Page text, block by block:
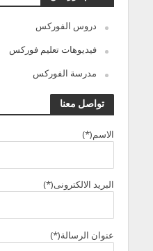
دروس الفوركس
فيديوهات تعليم فوركس
مدرسة الفوركس
تواصل معنا
الاسم(*)
البريد الالكترونى(*)
عنوان الرسالة(*)